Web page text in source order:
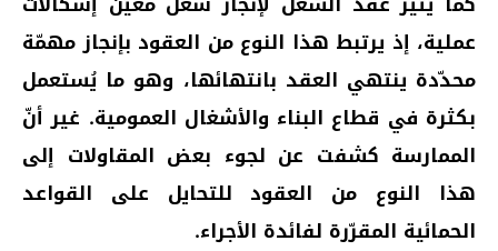
عملية، إذ يرتبط هذا النوع من العقود بإنجاز مهمّة
محدّدة ينتهي العقد بانتهائها، وهو ما يُستعمل
بكثرة في قطاع البناء والأشغال العمومية. غير أنّ
الممارسة كشفت عن لجوء بعض المقاولات إلى
هذا النوع من العقود للتحايل على القواعد
الحمائية المقرّرة لفائدة الأجراء.